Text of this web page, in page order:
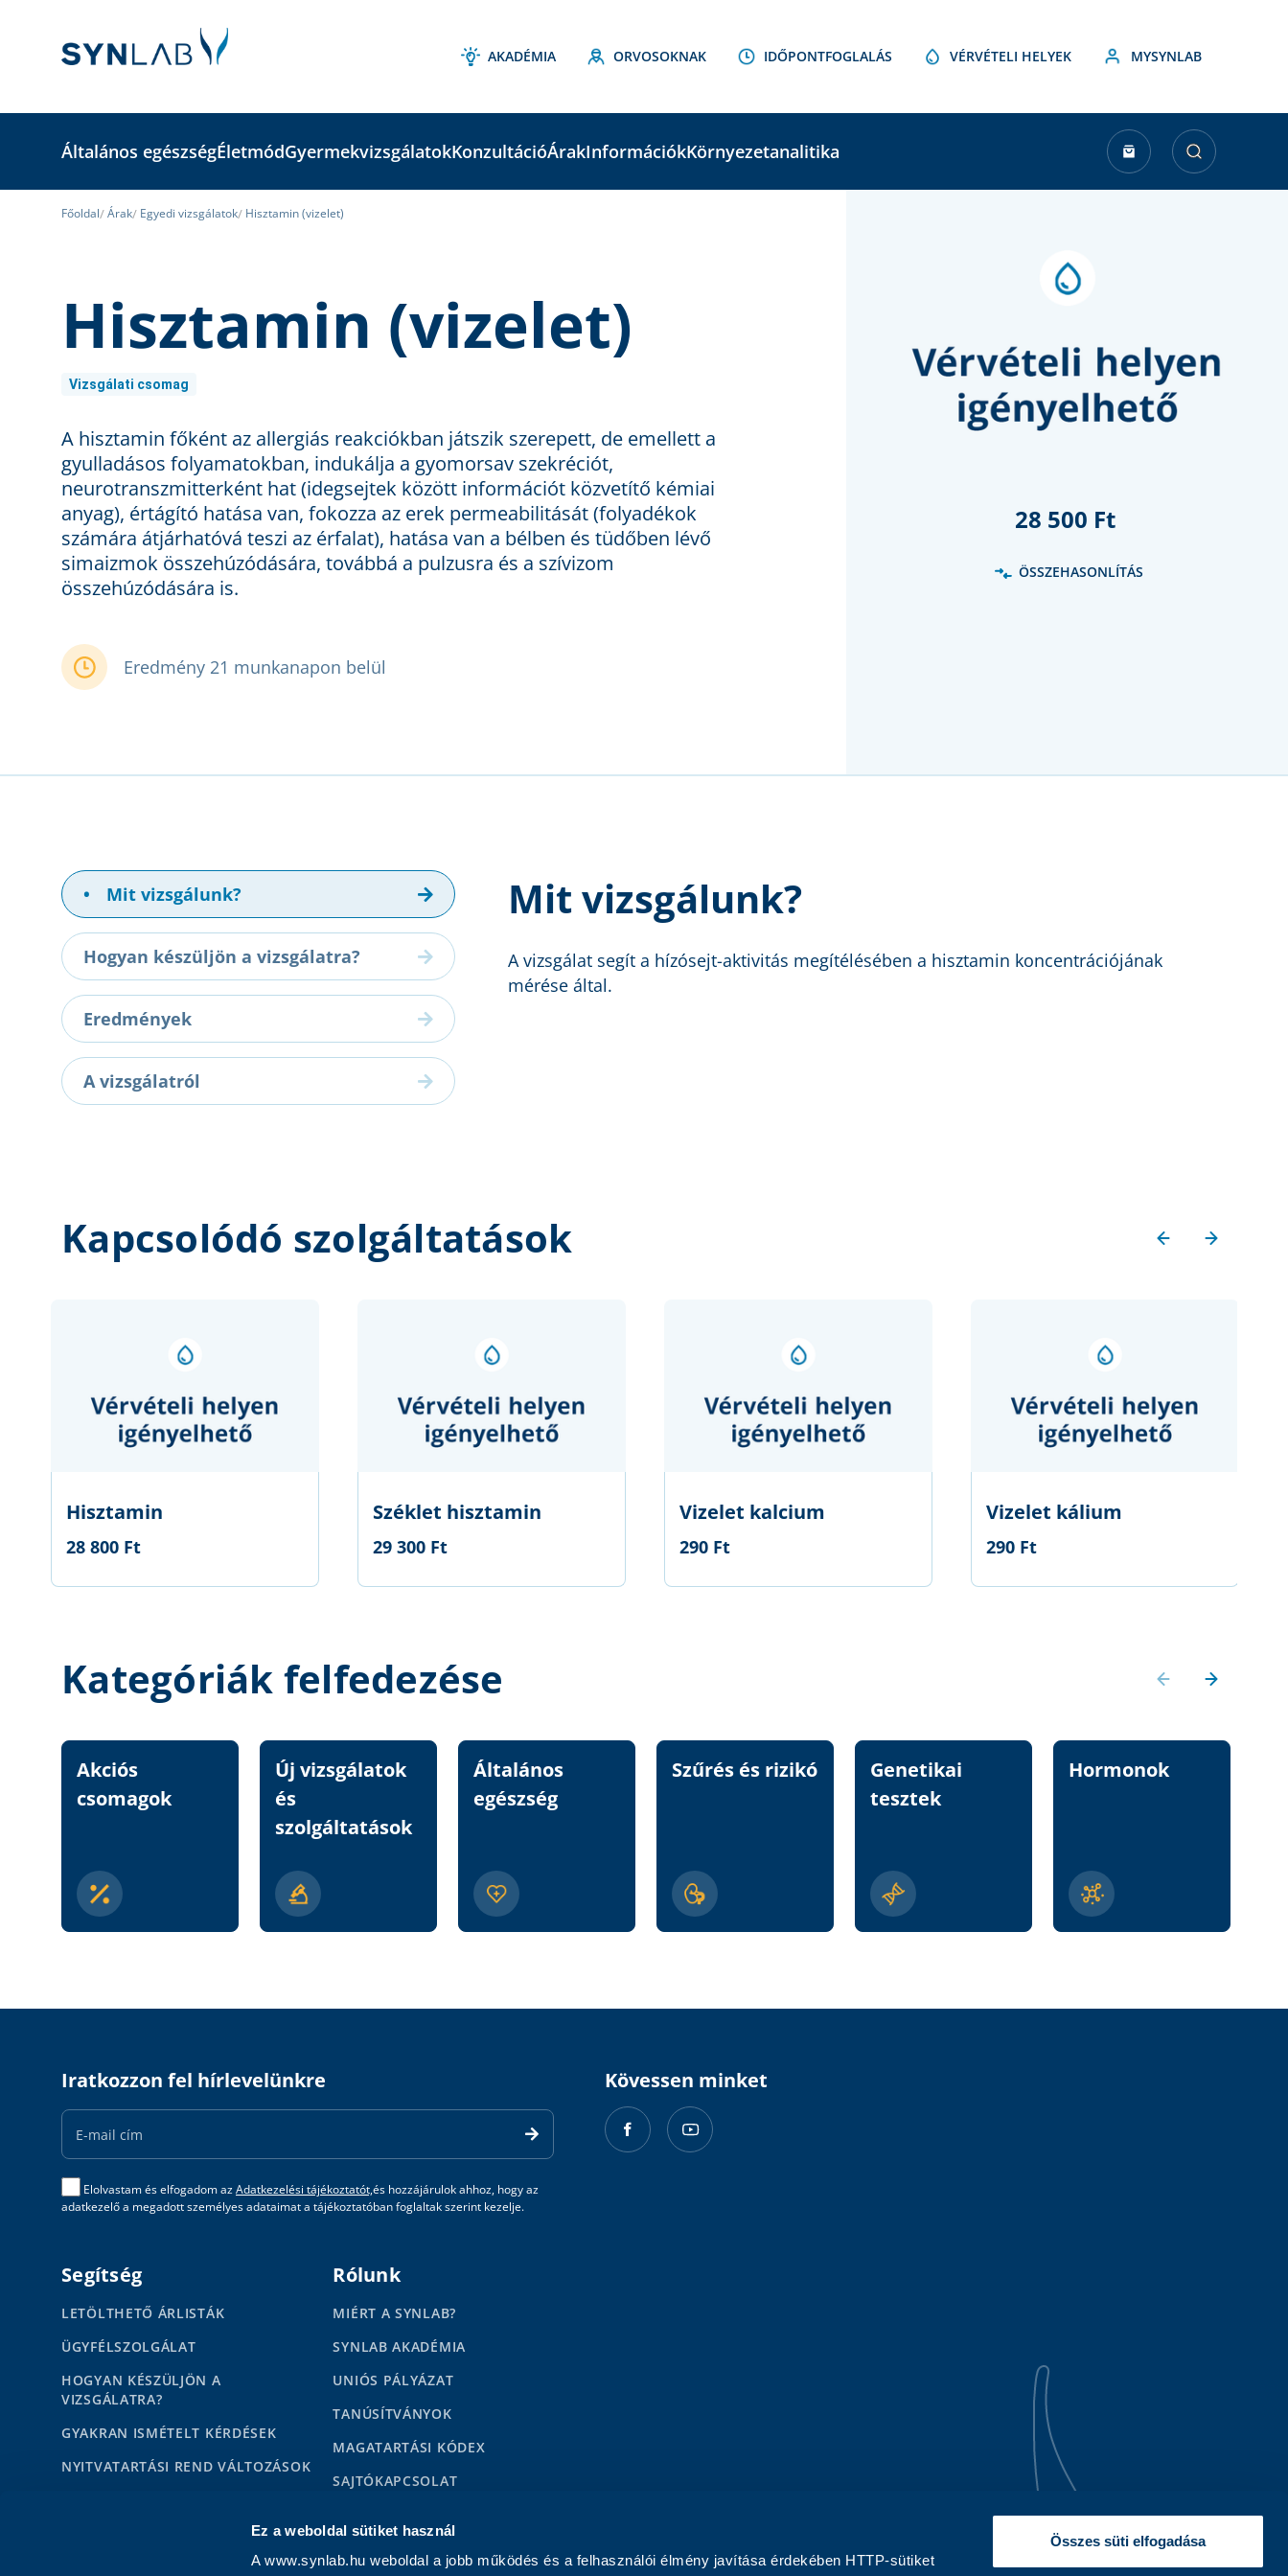
Ez a weboldal sütiket használ
A www.synlab.hu weboldal a jobb működés és a felhasználói élmény javítása érdekében HTTP-sütiket
Összes süti elfogadása
AKADÉMIA ORVOSOKNAK IDŐPONTFOGLALÁS VÉRVÉTELI HELYEK MYSYNLAB
Általános egészségÉletmódGyermekvizsgálatokKonzultációÁrakInformációkKörnyezetanalitika
Főoldal Árak Egyedi vizsgálatok Hisztamin (vizelet)
Hisztamin (vizelet)
Vizsgálati csomag
A hisztamin főként az allergiás reakciókban játszik szerepett, de emellett a
gyulladásos folyamatokban, indukálja a gyomorsav szekréciót,
neurotranszmitterként hat (idegsejtek között információt közvetítő kémiai
anyag), értágító hatása van, fokozza az erek permeabilitását (folyadékok
számára átjárhatóvá teszi az érfalat), hatása van a bélben és tüdőben lévő
simaizmok összehúzódására, továbbá a pulzusra és a szívizom
összehúzódására is.
Eredmény 21 munkanapon belül
28 500 Ft
ÖSSZEHASONLÍTÁS
• Mit vizsgálunk?
Hogyan készüljön a vizsgálatra?
Eredmények
A vizsgálatról
Mit vizsgálunk?
A vizsgálat segít a hízósejt-aktivitás megítélésében a hisztamin koncentrációjának
mérése által.
Kapcsolódó szolgáltatások
Hisztamin
28 800 Ft
Széklet hisztamin
29 300 Ft
Vizelet kalcium
290 Ft
Vizelet kálium
290 Ft
Kategóriák felfedezése
Akciós
csomagok
Új vizsgálatok
és
szolgáltatások
Általános
egészség
Szűrés és rizikó
Genetikai
tesztek
Hormonok
Iratkozzon fel hírlevelünkre
Email
Address
Elolvastam és elfogadom azAdatkezelési tájékoztatót,és hozzájárulok ahhoz, hogy az
adatkezelő a megadott személyes adataimat a tájékoztatóban foglaltak szerint kezelje.
Kövessen minket
Segítség
LETÖLTHETŐ ÁRLISTÁK
ÜGYFÉLSZOLGÁLAT
HOGYAN KÉSZÜLJÖN A
VIZSGÁLATRA?
GYAKRAN ISMÉTELT KÉRDÉSEK
NYITVATARTÁSI REND VÁLTOZÁSOK
KAPCSOLAT MAGÁNSZEMÉLYEKNEK
KAPCSOLAT PARTNEREKNEK
Rólunk
MIÉRT A SYNLAB?
SYNLAB AKADÉMIA
UNIÓS PÁLYÁZAT
TANÚSÍTVÁNYOK
MAGATARTÁSI KÓDEX
SAJTÓKAPCSOLAT